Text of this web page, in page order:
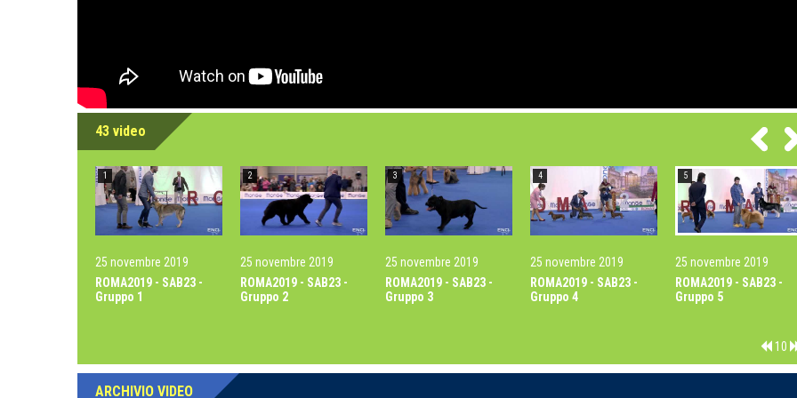
43 video
10
25 novembre 2019
ROMA2019 - SAB23 -
Gruppo 1
1
25 novembre 2019
ROMA2019 - SAB23 -
Gruppo 2
2
25 novembre 2019
ROMA2019 - SAB23 -
Gruppo 3
3
25 novembre 2019
ROMA2019 - SAB23 -
Gruppo 4
4
25 novembre 2019
ROMA2019 - SAB23 -
Gruppo 5
5
ARCHIVIO VIDEO